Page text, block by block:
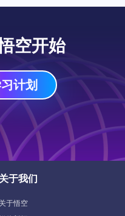
空开始
计划
关于我们
Toggle
Menu
关于悟空